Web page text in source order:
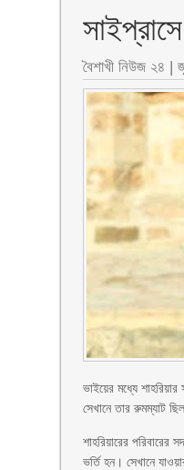
বৈশাখী নিউজ ২৪ |
ভাইয়ের মধ্যে
সেখানে তার রুমম্যাট
শাহরিয়ারের পরিবারের
ভর্তি হন। সেখানে